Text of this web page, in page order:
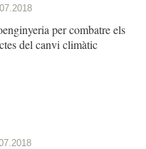
per combatre els
del canvi climàtic